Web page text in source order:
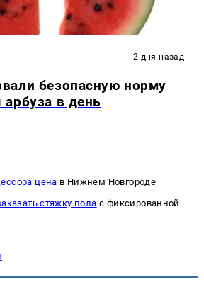
2 дня назад
безопасную норму
арбуза в день
цена в Нижнем Новгороде
стяжку пола с фиксированной